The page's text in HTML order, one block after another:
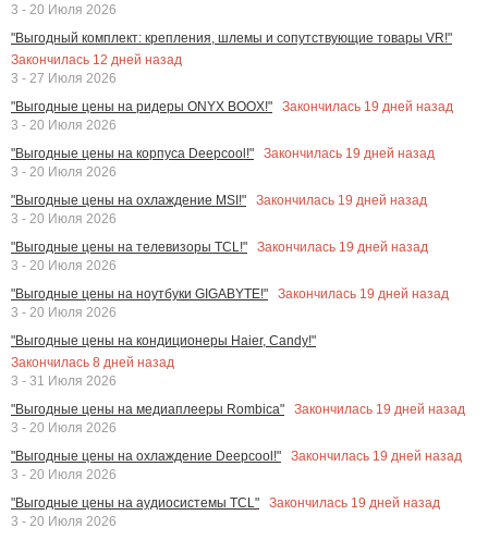
3 - 20 Июля 2026
"Выгодный комплект: крепления, шлемы и сопутствующие товары VR!"
Закончилась 12 дней назад
3 - 27 Июля 2026
"Выгодные цены на ридеры ONYX BOOX!"
Закончилась 19 дней назад
3 - 20 Июля 2026
"Выгодные цены на корпуса Deepcool!"
Закончилась 19 дней назад
3 - 20 Июля 2026
"Выгодные цены на охлаждение MSI!"
Закончилась 19 дней назад
3 - 20 Июля 2026
"Выгодные цены на телевизоры TCL!"
Закончилась 19 дней назад
3 - 20 Июля 2026
"Выгодные цены на ноутбуки GIGABYTE!"
Закончилась 19 дней назад
3 - 20 Июля 2026
"Выгодные цены на кондиционеры Haier, Candy!"
Закончилась 8 дней назад
3 - 31 Июля 2026
"Выгодные цены на медиаплееры Rombica"
Закончилась 19 дней назад
3 - 20 Июля 2026
"Выгодные цены на охлаждение Deepcool!"
Закончилась 19 дней назад
3 - 20 Июля 2026
"Выгодные цены на аудиосистемы TCL"
Закончилась 19 дней назад
3 - 20 Июля 2026